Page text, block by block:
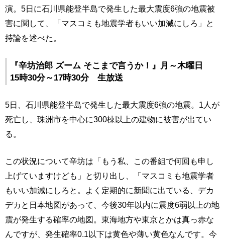
演。5日に石川県能登半島で発生した最大震度6強の地震被
害に関して、「マスコミも地震学者もいい加減にしろ」と
持論を述べた。
『辛坊治郎 ズーム そこまで言うか！』月～木曜日
15時30分～17時30分 生放送
5日、石川県能登半島で発生した最大震度6強の地震。1人が
死亡し、珠洲市を中心に300棟以上の建物に被害が出てい
る。
この状況について辛坊は「もう私、この番組で何回も申し
上げていますけども」と切り出し、「マスコミも地震学者
もいい加減にしろと。よく定期的に新聞に出ている、デカ
デカと日本地図があって、今後30年以内に震度6弱以上の地
震が発生する確率の地図。東海地方や東京とかは真っ赤な
んですが、発生確率0.1以下は黄色や薄い黄色なんです。今